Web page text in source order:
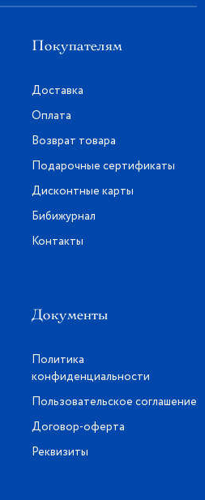
Покупателям
Доставка
Оплата
Возврат товара
Подарочные сертификаты
Дисконтные карты
Бибижурнал
Контакты
Документы
Политика
конфиденциальности
Пользовательское соглашение
Договор-оферта
Реквизиты